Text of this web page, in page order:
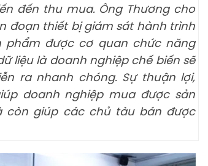
đến thu mua. Ông Thương cho
đoạn thiết bị giám sát hành trình
phẩm được cơ quan chức năng
liệu là doanh nghiệp chế biến sẽ
ra nhanh chóng. Sự thuận lợi,
doanh nghiệp mua được sản
còn giúp các chủ tàu bán được